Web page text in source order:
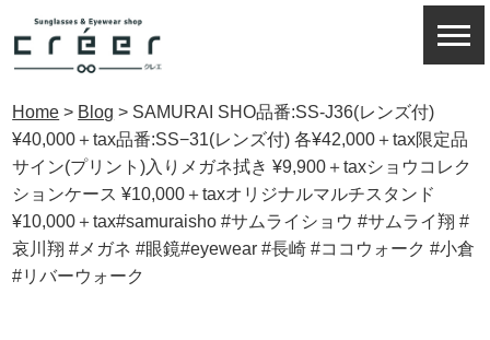
Home > Blog > SAMURAI SHO品番:SS-J36(レンズ付)
¥40,000＋tax品番:SS−31(レンズ付) 各¥42,000＋tax限定品
サイン(プリント)入りメガネ拭き ¥9,900＋taxショウコレク
ションケース ¥10,000＋taxオリジナルマルチスタンド
¥10,000＋tax#samuraisho #サムライショウ #サムライ翔 #
哀川翔 #メガネ #眼鏡#eyewear #長崎 #ココウォーク #小倉
#リバーウォーク